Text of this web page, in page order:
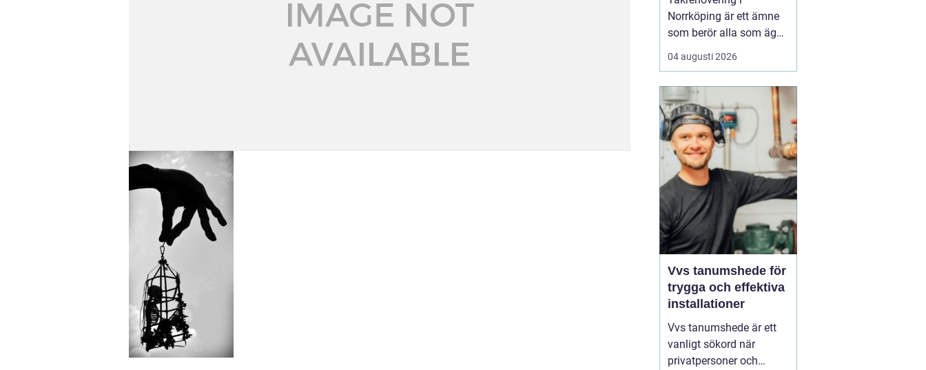
Norrköping är ett ämne
som berör alla som äger
hus, radhus eller
flerfamiljshus i området.
viktigaste skydd mot
regn, snö och fukt, och
en i tid genomförd
renovering kan sp...
04 augusti 2026
Vvs tanumshede för
trygga och effektiva
installationer
Vvs tanumshede är ett
vanligt sökord när
privatpersoner och